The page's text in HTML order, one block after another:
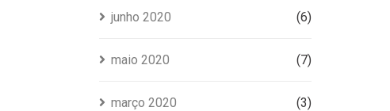
junho 2020 (6)
maio 2020 (7)
março 2020 (3)